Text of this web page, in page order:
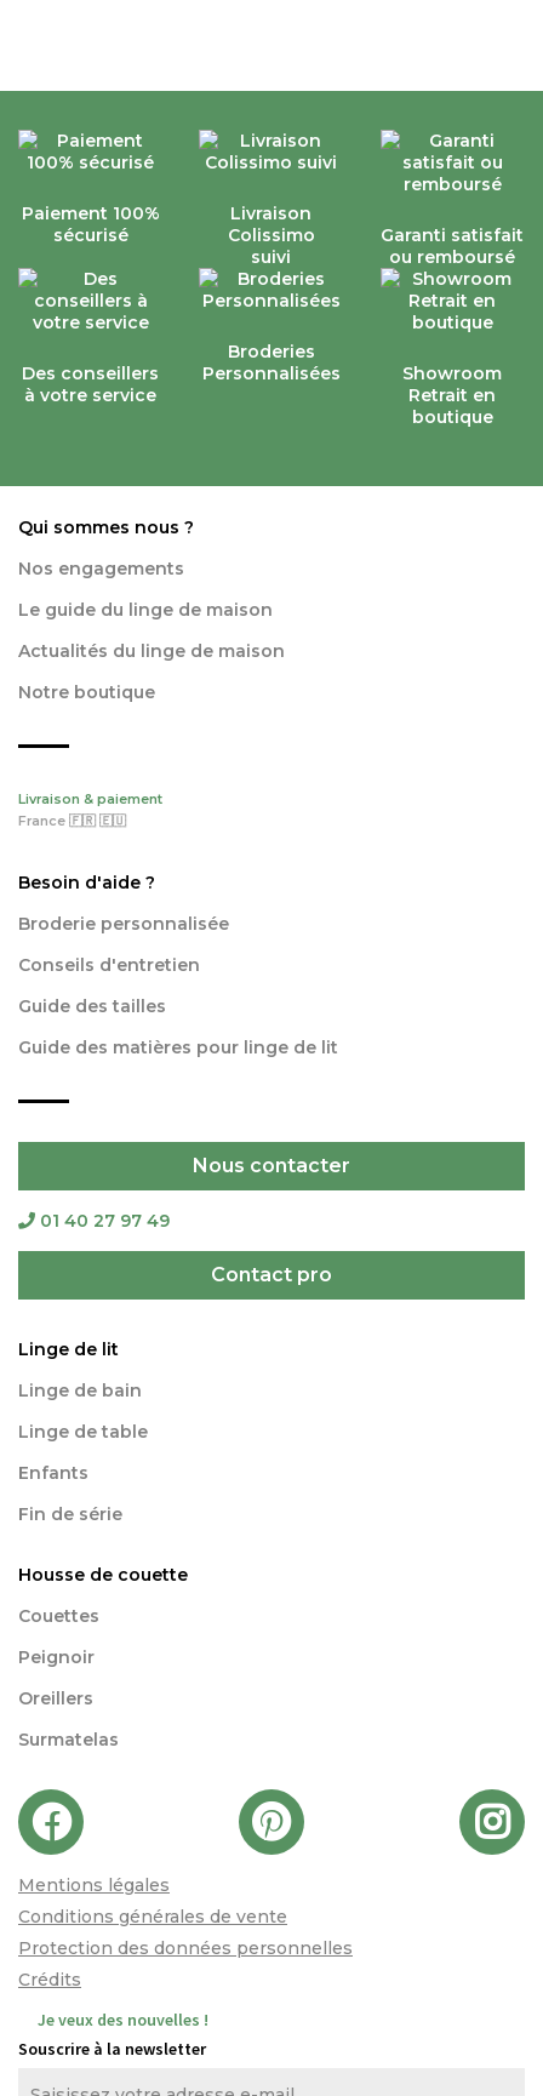
La Compagnie du Blanc
Paiement 100%
sécurisé
Livraison
Colissimo
suivi
Garanti satisfait
ou remboursé
Des conseillers
à votre service
Broderies
Personnalisées
Showroom
Retrait en
boutique
Qui sommes nous ?
Nos engagements
Le guide du linge de maison
Actualités du linge de maison
Notre boutique
Livraison & paiement
France 🇫🇷 🇪🇺
Besoin d'aide ?
Broderie personnalisée
Conseils d'entretien
Guide des tailles
Guide des matières pour linge de lit
Nous contacter
01 40 27 97 49
Contact pro
Linge de lit
Linge de bain
Linge de table
Enfants
Fin de série
Housse de couette
Couettes
Peignoir
Oreillers
Surmatelas
Mentions légales
Conditions générales de vente
Protection des données personnelles
Crédits
Je veux des nouvelles !
Souscrire à la newsletter